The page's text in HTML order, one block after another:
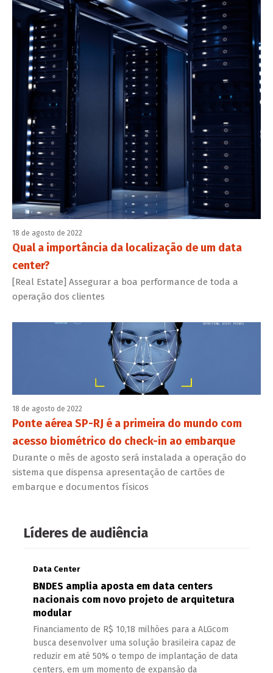
18 de agosto de 2022
Qual a importância da localização de um data
center?
[Real Estate] Assegurar a boa performance de toda a
operação dos clientes
18 de agosto de 2022
Ponte aérea SP-RJ é a primeira do mundo com
acesso biométrico do check-in ao embarque
Durante o mês de agosto será instalada a operação do
sistema que dispensa apresentação de cartões de
embarque e documentos físicos
Líderes de audiência
Data Center
BNDES amplia aposta em data centers
nacionais com novo projeto de arquitetura
modular
Financiamento de R$ 10,18 milhões para a ALGcom
busca desenvolver uma solução brasileira capaz de
reduzir em até 50% o tempo de implantação de data
centers, em um momento de expansão da